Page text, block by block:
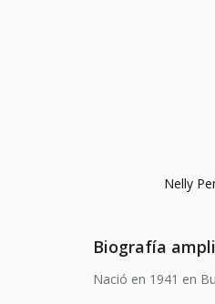
Nelly
Biografía
Nació en 1941 en